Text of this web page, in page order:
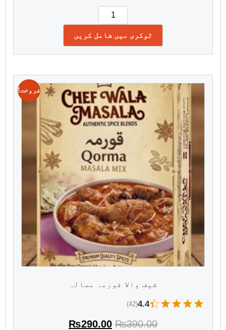
ٹوکری میں شامل کریں
فروخت!
شیف والا قورمہ مسالہ
4.4
(42)
₨390.00
₨290.00